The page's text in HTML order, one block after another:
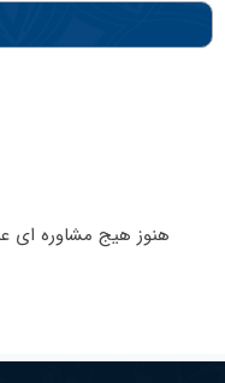
هنوز هیج مشاوره ای